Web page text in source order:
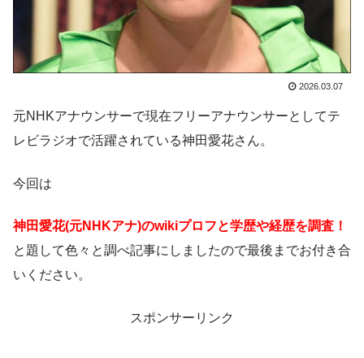
2026.03.07
元NHKアナウンサーで現在フリーアナウンサーとしてテ
レビラジオで活躍されている神田愛花さん。
今回は
神田愛花(元NHKアナ)のwikiプロフと学歴や経歴を調査！
と題して色々と調べ記事にしましたので最後までお付き合
いください。
スポンサーリンク